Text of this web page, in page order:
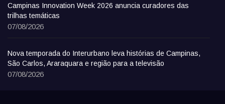
Campinas Innovation Week 2026 anuncia curadores das
trilhas temáticas
07/08/2026
Nova temporada do Interurbano leva histórias de Campinas,
São Carlos, Araraquara e região para a televisão
07/08/2026